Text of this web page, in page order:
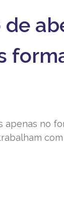
de
apenas no